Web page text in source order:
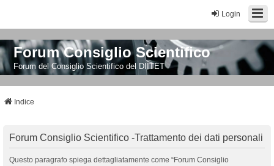
Login
Forum Consiglio Scientifico
Forum del Consiglio Scientifico del DIITET
Indice
Forum Consiglio Scientifico -Trattamento dei dati personali
Questo paragrafo spiega dettagliatamente come “Forum Consiglio